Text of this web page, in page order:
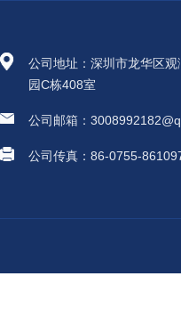
公司地址：深圳市龙华区
园C栋408室
公司邮箱：
公司传真：86-0755-